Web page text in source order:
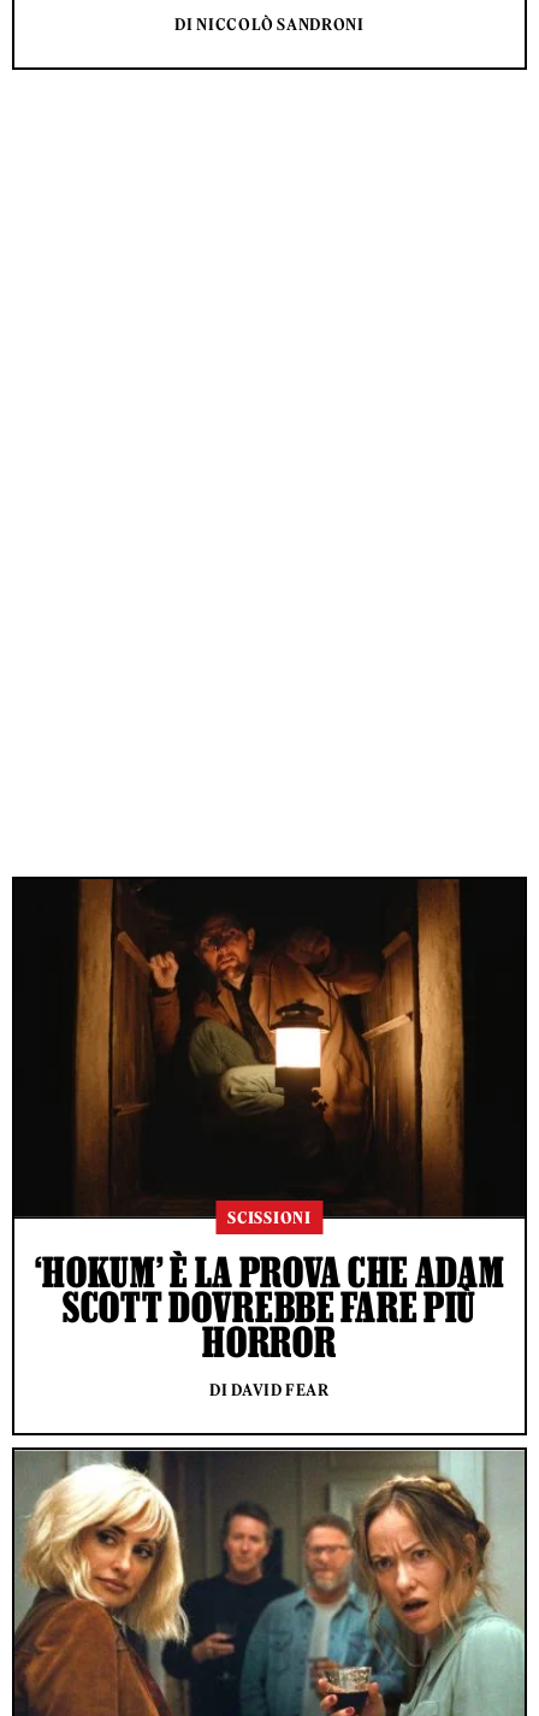
DI NICCOLÒ SANDRONI
SCISSIONI
‘HOKUM’ È LA PROVA CHE ADAM
SCOTT DOVREBBE FARE PIÙ
HORROR
DI DAVID FEAR